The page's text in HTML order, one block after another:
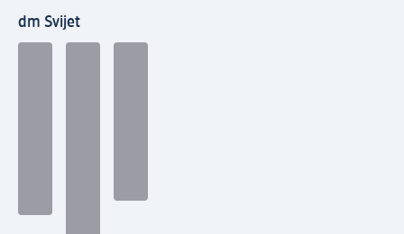
dm Svijet